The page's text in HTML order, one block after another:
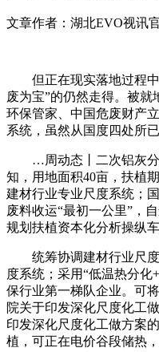
文章作者：湖北EVO视讯
但正在现实落地过程中
废为宝”的仍然走得。被
环保管家、中国危废财产
系统，虽然从国度四处所
…周动态丨二次铝灰分析
知，用地面积40亩，扶植
建材行业专业尺度系统；
废料收运“最初一公里”，
规划扶植资本化分析操纵
统筹协调建材行业尺度
度系统；采用“低温热分
保行业第一梯队企业。可
院关于印发深化尺度化工
印发深化尺度化工做方案
植，可正在电价谷段储热